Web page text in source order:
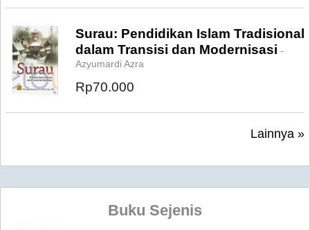
Surau: Pendidikan Islam Tradisional
dalam Transisi dan Modernisasi -
Azyumardi Azra
Rp70.000
Lainnya »
Buku Sejenis